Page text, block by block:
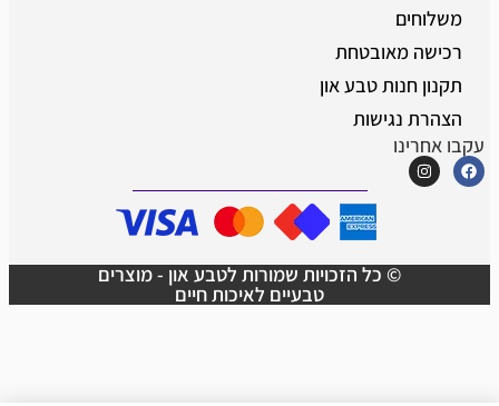
משלוחים
רכישה מאובטחת
תקנון חנות טבע און
הצהרת נגישות
עקבו אחרינו
© כל הזכויות שמורות לטבע און - מוצרים
טבעיים לאיכות חיים